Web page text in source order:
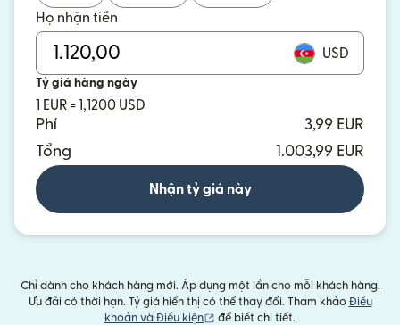
Họ nhận tiền
USD
Tỷ giá hàng ngày
1 EUR = 1,1200 USD
Phí
3,99 EUR
Tổng
1.003,99 EUR
Nhận tỷ giá này
Chỉ dành cho khách hàng mới. Áp dụng một lần cho mỗi khách hàng.
Ưu đãi có thời hạn. Tỷ giá hiển thị có thể thay đổi. Tham khảo Điều
khoản và Điều kiện
(mở trong cửa sổ mới)
để biết chi tiết.